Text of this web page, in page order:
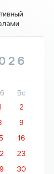
Вс
2
9
16
23
30